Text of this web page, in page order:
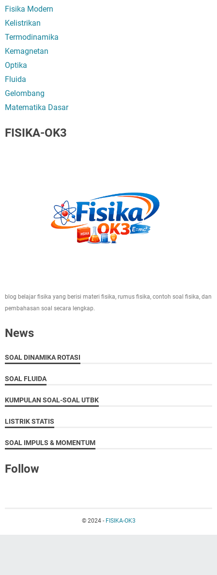
Fisika Modern
Kelistrikan
Termodinamika
Kemagnetan
Optika
Fluida
Gelombang
Matematika Dasar
FISIKA-OK3
blog belajar fisika yang berisi materi fisika, rumus fisika, contoh soal fisika, dan
pembahasan soal secara lengkap.
News
SOAL DINAMIKA ROTASI
SOAL FLUIDA
KUMPULAN SOAL-SOAL UTBK
LISTRIK STATIS
SOAL IMPULS & MOMENTUM
Follow
© 2024 - FISIKA-OK3